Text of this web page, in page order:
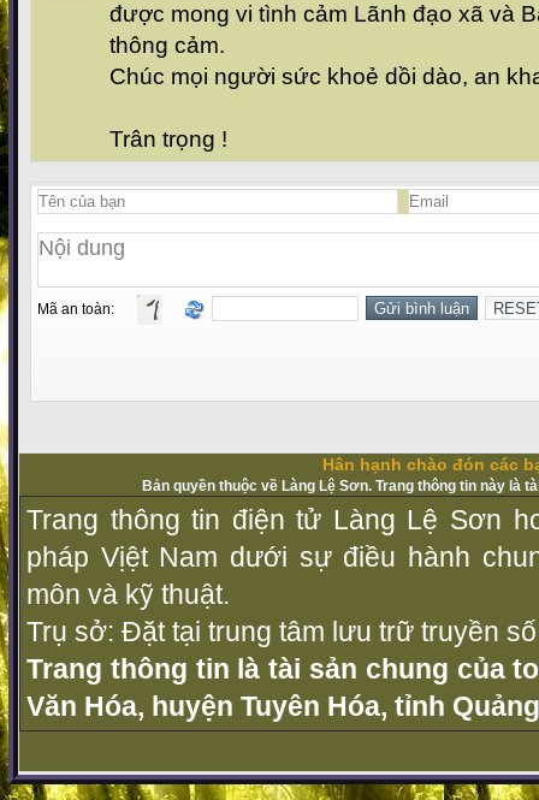
được mong vi tình cảm Lãnh đạo xã và
thông cảm.
Chúc mọi người sức khoẻ dồi dào, an
Trân trọng !
Mã an toàn:
Hân hạnh chào đón các
Bản quyền thuộc về Làng Lệ Sơn. Trang thông tin này là
Trang thông tin điện tử Làng Lệ Sơn
pháp Vịệt Nam dưới sự điều hành
môn và kỹ thuật.
Trụ sở: Đặt tại trung tâm lưu trữ truyền
Trang thông tin là tài sản chung của
Văn Hóa, huyện Tuyên Hóa, tỉnh